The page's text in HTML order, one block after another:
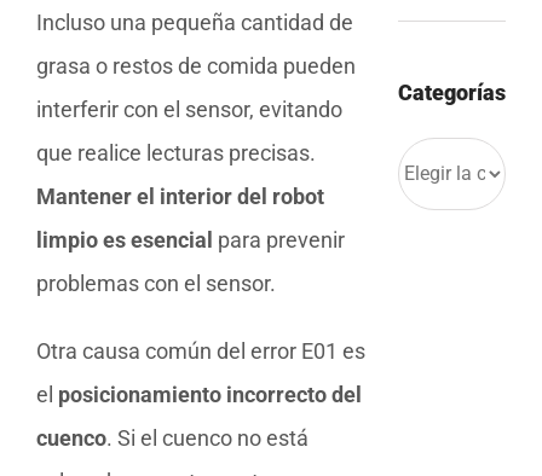
Incluso una pequeña cantidad de
grasa o restos de comida pueden
interferir con el sensor, evitando
que realice lecturas precisas.
Mantener el interior del robot
limpio es esencial para prevenir
problemas con el sensor.
Otra causa común del error E01 es
el posicionamiento incorrecto del
cuenco. Si el cuenco no está
Categorías
Categorías